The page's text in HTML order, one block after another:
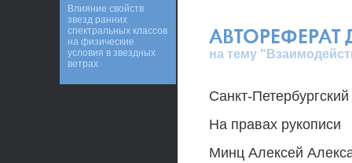
АВТОРЕФЕРАТ
на тему
Санкт-
На правах рукописи
Минц Алексей
Влияние свойств
звезд ранних
спектральных классов
на физические
условия в звездных
ветрах